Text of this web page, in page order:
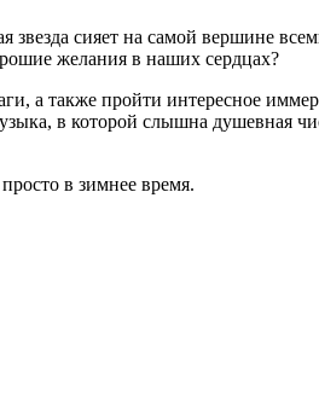
звезда сияет на самой вершине
желания в наших сердцах?
а также пройти интересное
в которой слышна душевная
в зимнее время.